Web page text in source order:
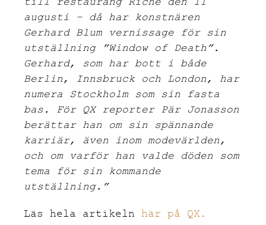
augusti – då har konstnären
Gerhard Blum vernissage för sin
utställning ”Window of Death”.
Gerhard, som har bott i både
Berlin, Innsbruck och London, har
numera Stockholm som sin fasta
bas. För QX reporter Pär Jonasson
berättar han om sin spännande
karriär, även inom modevärlden,
och om varför han valde döden som
tema för sin kommande
utställning.”
Läs hela artikeln här på QX.